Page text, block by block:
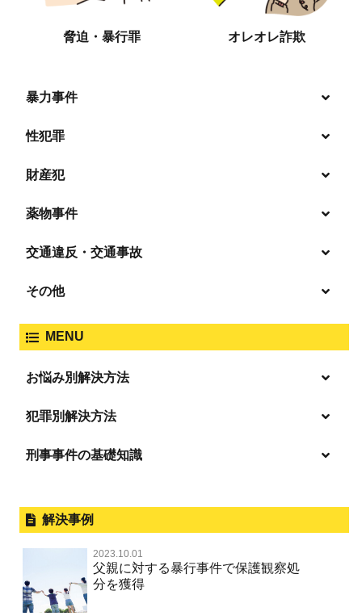
脅迫・暴行罪 オレオレ詐欺
暴力事件
逮捕・監禁
業務妨害
性犯罪
盗撮・のぞき
強姦・準強姦
淫行・援助交際
公然わいせつ，わいせつ物頒布，淫
行勧誘罪
児童ポルノ・リベンジポルノ
財産犯
詐欺
恐喝
薬物事件
危険ドラッグ
交通違反・交通事故
ひき逃げ・当て逃げ
危険運転行為等
その他
放火・失火
ネット犯罪
MENU
お悩み別解決方法
逮捕の不安や悩み
無実・無罪を証明してほしい
示談で解決してほしい
執行猶予にしてほしい
犯罪別解決方法
事件別－暴力事件
過失致死・過失傷害
器物損壊
脅迫・強要
業務妨害罪
性犯罪 TOP
淫行・援助交際（児童買春、淫行条例、児童福祉法違反）
不同意性交等罪（旧 強制性交等罪，準強制性交等罪），
監護者性交等罪
事件別－財産犯
財産犯 TOP
横領 背任
事件別－薬物事件
薬物事件 TOP
事件別－交通違反・交通事故
刑事事件の基礎知識
刑事裁判の概要・手続
公務員の逮捕・刑事事件
控訴・上告
国選弁護士と私選弁護士の違い
解決事例
2023.10.01
父親に対する暴行事件で保護観察処
分を獲得